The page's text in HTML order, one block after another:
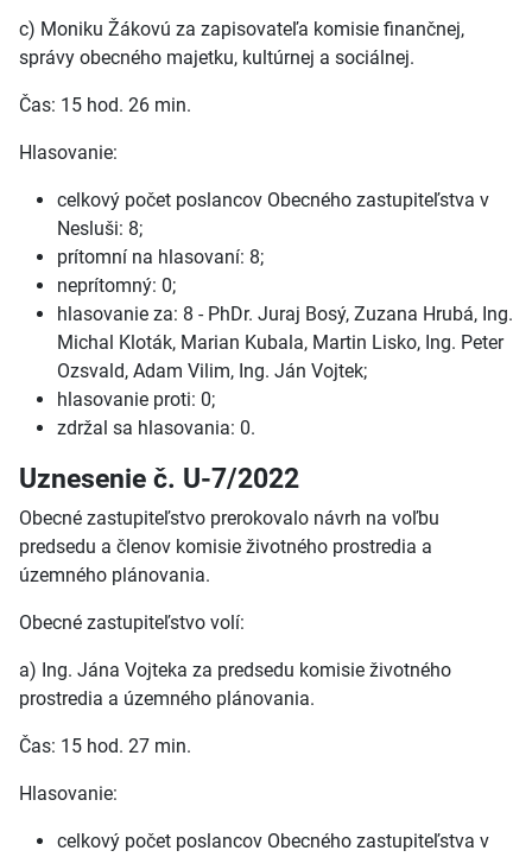
c) Moniku Žákovú za zapisovateľa komisie finančnej,
správy obecného majetku, kultúrnej a sociálnej.
Čas: 15 hod. 26 min.
Hlasovanie:
celkový počet poslancov Obecného zastupiteľstva v
Nesluši: 8;
prítomní na hlasovaní: 8;
neprítomný: 0;
hlasovanie za: 8 - PhDr. Juraj Bosý, Zuzana Hrubá, Ing.
Michal Kloták, Marian Kubala, Martin Lisko, Ing. Peter
Ozsvald, Adam Vilim, Ing. Ján Vojtek;
hlasovanie proti: 0;
zdržal sa hlasovania: 0.
Uznesenie č. U-7/2022
Obecné zastupiteľstvo prerokovalo návrh na voľbu
predsedu a členov komisie životného prostredia a
územného plánovania.
Obecné zastupiteľstvo volí:
a) Ing. Jána Vojteka za predsedu komisie životného
prostredia a územného plánovania.
Čas: 15 hod. 27 min.
Hlasovanie:
celkový počet poslancov Obecného zastupiteľstva v